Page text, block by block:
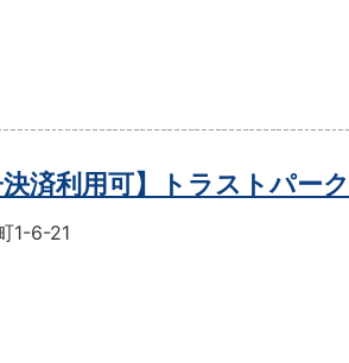
決済利用可】トラストパー
1-6-21